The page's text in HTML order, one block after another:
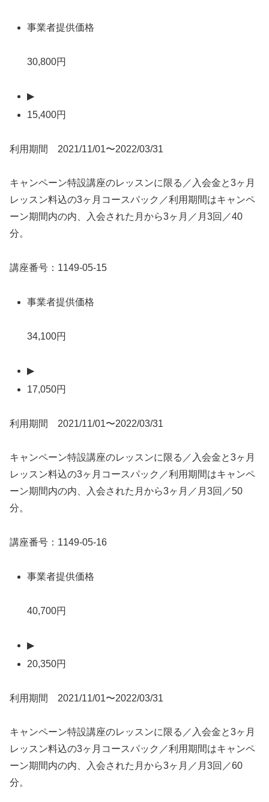
事業者提供価格
30,800円
▶
15,400円
利用期間 2021/11/01〜2022/03/31
キャンペーン特設講座のレッスンに限る／入会金と3ヶ月
レッスン料込の3ヶ月コースパック／利用期間はキャンペ
ーン期間内の内、入会された月から3ヶ月／月3回／40
分。
講座番号：1149-05-15
事業者提供価格
34,100円
▶
17,050円
利用期間 2021/11/01〜2022/03/31
キャンペーン特設講座のレッスンに限る／入会金と3ヶ月
レッスン料込の3ヶ月コースパック／利用期間はキャンペ
ーン期間内の内、入会された月から3ヶ月／月3回／50
分。
講座番号：1149-05-16
事業者提供価格
40,700円
▶
20,350円
利用期間 2021/11/01〜2022/03/31
キャンペーン特設講座のレッスンに限る／入会金と3ヶ月
レッスン料込の3ヶ月コースパック／利用期間はキャンペ
ーン期間内の内、入会された月から3ヶ月／月3回／60
分。